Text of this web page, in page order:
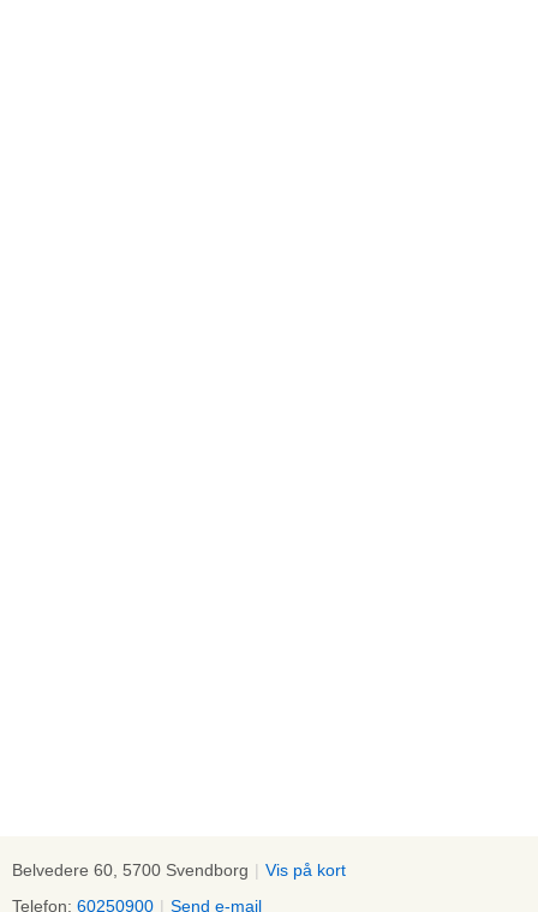
Belvedere 60, 5700 Svendborg | Vis på kort
Telefon: 60250900 | Send e-mail